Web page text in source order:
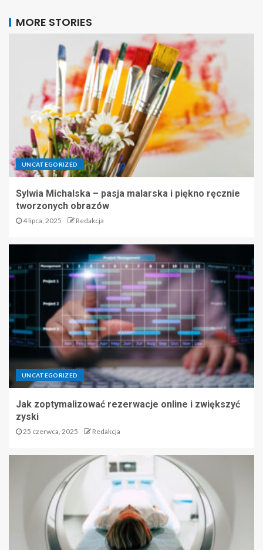
MORE STORIES
UNCATEGORIZED
Sylwia Michalska – pasja malarska i piękno ręcznie
tworzonych obrazów
4 lipca, 2025 Redakcja
UNCATEGORIZED
Jak zoptymalizować rezerwacje online i zwiększyć
zyski
25 czerwca, 2025 Redakcja